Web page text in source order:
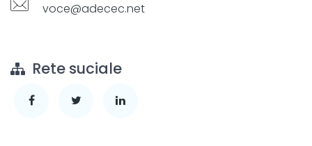
voce@adecec.net
Rete suciale